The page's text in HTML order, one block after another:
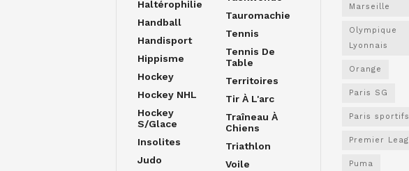
Haltérophilie
Handball
Handisport
Hippisme
Hockey
Hockey NHL
Hockey
S/glace
Insolites
Judo
Tauromachie
Tennis
Tennis De
Table
Territoires
Tir À L'arc
Traîneau À
Chiens
Triathlon
Voile
Marseille
Olympique
Lyonnais
Orange
Paris SG
Paris sportifs
Premier
Puma